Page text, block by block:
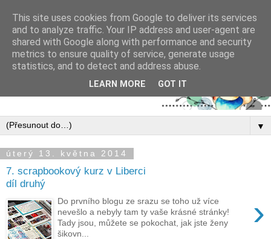
▼
úterý 13. května 2014
7. scrapbookový kurz v Liberci
díl druhý
›
Do prvního blogu ze srazu se toho už více
nevešlo a nebyly tam ty vaše krásné stránky!
Tady jsou, můžete se pokochat, jak jste ženy
šikovn...
This site uses cookies from Google to deliver its services
and to analyze traffic. Your IP address and user-agent are
shared with Google along with performance and security
metrics to ensure quality of service, generate usage
statistics, and to detect and address abuse.
LEARN MORE GOT IT